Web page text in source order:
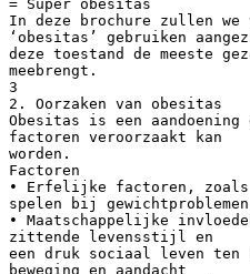
= Super obesitas
In deze brochure zullen we
‘obesitas’ gebruiken
deze toestand de meeste
meebrengt.
3
2. Oorzaken van obesitas
Obesitas is een
factoren veroorzaakt kan
worden.
Factoren
• Erfelijke factoren, zoals
spelen bij
• Maatschappelijke
zittende levensstijl en
een druk sociaal leven ten
beweging en aandacht